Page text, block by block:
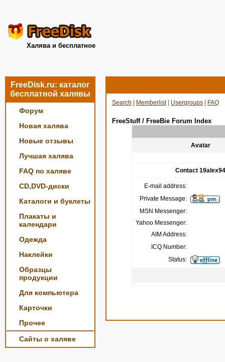
Халява и бесплатное
FreeDisk.ru: каталог
бесплатной халявы
Форум
Новая халява
Новые отзывы
Лучшая халява
FAQ по халяве
CD,DVD-диски
Каталоги и буклеты
Плакаты и
календари
Одежда
Наклейки
Образцы
продукции
Для компьютера
Карточки
Прочее
Сайты о халяве
Search Memberlist| Usergroups FAQ
FreeStuff / FreeBie Forum Index
Avatar
Contact 19alex94
E-mail address:
Private Message:
MSN Messenger:
Yahoo Messenger:
AIM Address:
ICQ Number:
Status: